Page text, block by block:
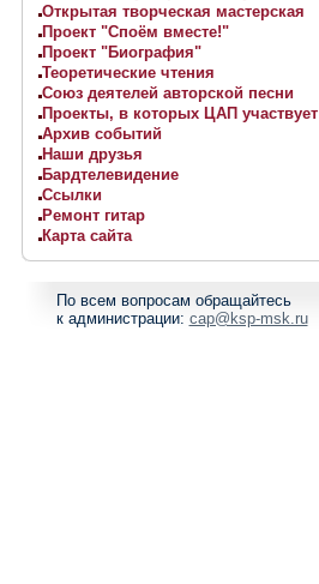
Открытая творческая мастерская
Проект "Споём вместе!"
Проект "Биография"
Теоретические чтения
Союз деятелей авторской песни
Проекты, в которых ЦАП участвует
Архив событий
Наши друзья
Бардтелевидение
Ссылки
Ремонт гитар
Карта сайта
По всем вопросам обращайтесь
к администрации: cap@ksp-msk.ru